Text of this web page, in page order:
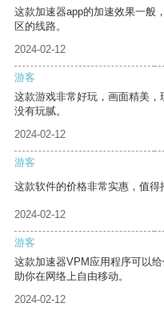
这款加速器app的加速效果一般
区的线路。
2024-02-12
游客
这款游戏非常好玩，画面精美
没有玩腻。
2024-02-12
游客
这款软件的价格非常实惠，值得
2024-02-12
游客
这款加速器VPM应用程序可以
助你在网络上自由移动。
2024-02-12